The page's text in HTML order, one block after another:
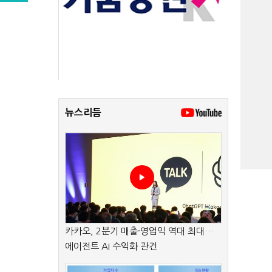
뉴스리듬
카카오, 2분기 매출·영업익 역대 최대…
에이전트 AI 수익화 관건